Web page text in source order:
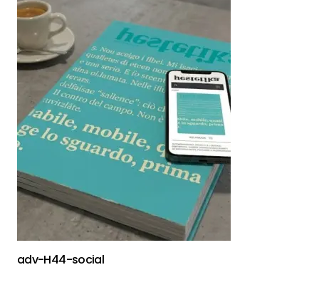
adv-H44-social